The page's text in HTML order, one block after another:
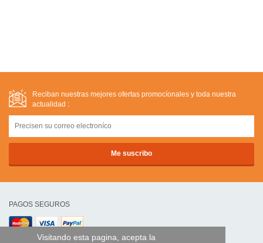
Visitando esta pagina, acepta la
Reciban nuestras mejores ofertas promocíonales y toda nuestra
actualidad :
PAGOS SEGUROS
transferencia bancaria